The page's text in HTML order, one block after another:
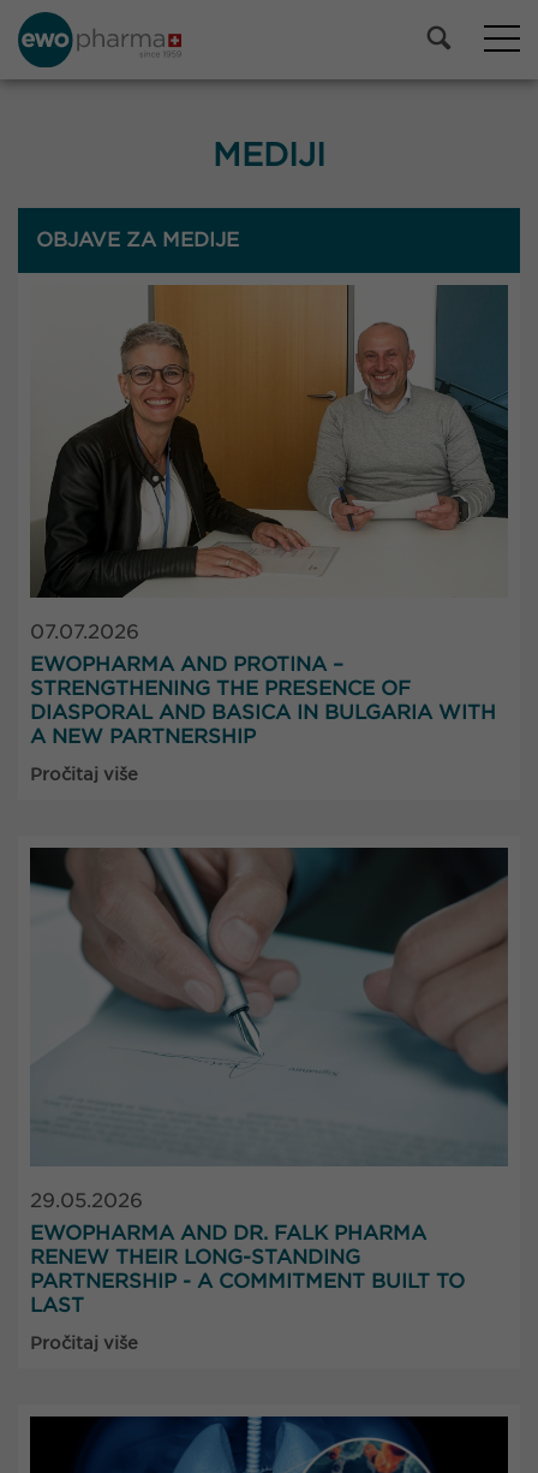
MEDIJI
OBJAVE ZA MEDIJE
07.07.2026
EWOPHARMA AND PROTINA –
STRENGTHENING THE PRESENCE OF
DIASPORAL AND BASICA IN BULGARIA WITH
A NEW PARTNERSHIP
Pročitaj više
29.05.2026
EWOPHARMA AND DR. FALK PHARMA
RENEW THEIR LONG-STANDING
PARTNERSHIP - A COMMITMENT BUILT TO
LAST
Pročitaj više